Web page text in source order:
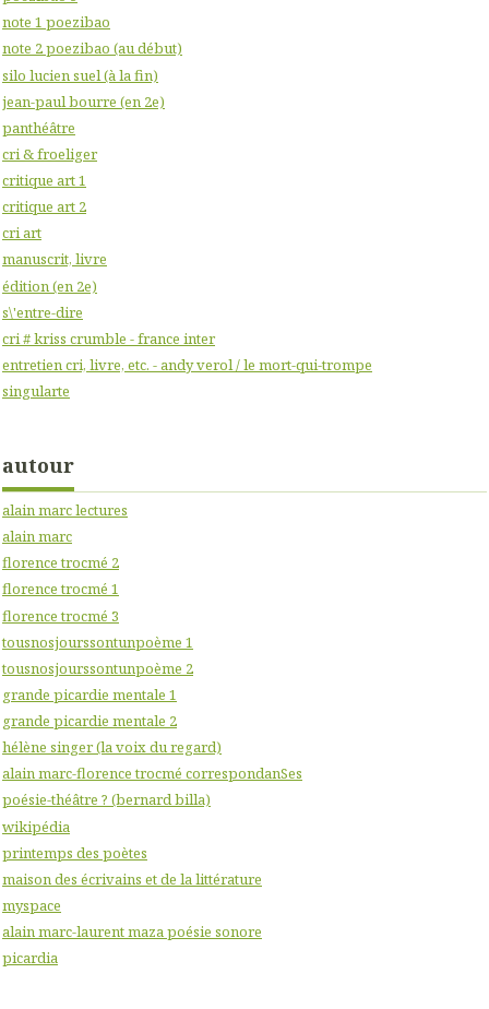
note 1 poezibao
note 2 poezibao (au début)
silo lucien suel (à la fin)
jean-paul bourre (en 2e)
panthéâtre
cri & froeliger
critique art 1
critique art 2
cri art
manuscrit, livre
édition (en 2e)
s\'entre-dire
cri # kriss crumble - france inter
entretien cri, livre, etc. - andy verol / le mort-qui-trompe
singularte
autour
alain marc lectures
alain marc
florence trocmé 2
florence trocmé 1
florence trocmé 3
tousnosjourssontunpoème 1
tousnosjourssontunpoème 2
grande picardie mentale 1
grande picardie mentale 2
hélène singer (la voix du regard)
alain marc-florence trocmé correspondanSes
poésie-théâtre ? (bernard billa)
wikipédia
printemps des poètes
maison des écrivains et de la littérature
myspace
alain marc-laurent maza poésie sonore
picardia